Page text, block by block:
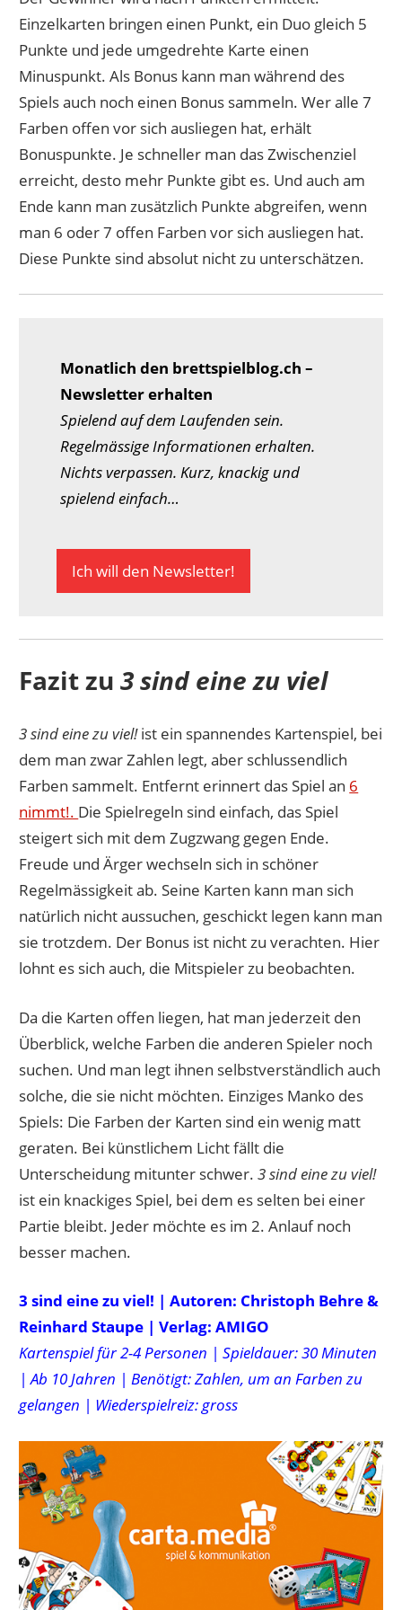
Einzelkarten bringen einen Punkt, ein Duo gleich 5
Punkte und jede umgedrehte Karte einen
Minuspunkt. Als Bonus kann man während des
Spiels auch noch einen Bonus sammeln. Wer alle 7
Farben offen vor sich ausliegen hat, erhält
Bonuspunkte. Je schneller man das Zwischenziel
erreicht, desto mehr Punkte gibt es. Und auch am
Ende kann man zusätzlich Punkte abgreifen, wenn
man 6 oder 7 offen Farben vor sich ausliegen hat.
Diese Punkte sind absolut nicht zu unterschätzen.
Monatlich den brettspielblog.ch –
Newsletter erhalten
Spielend auf dem Laufenden sein.
Regelmässige Informationen erhalten.
Nichts verpassen. Kurz, knackig und
spielend einfach…
Ich will den Newsletter!
Fazit zu3 sind eine zu viel
3 sind eine zu viel!ist ein spannendes Kartenspiel, bei
dem man zwar Zahlen legt, aber schlussendlich
Farben sammelt. Entfernt erinnert das Spiel an 6
nimmt!. Die Spielregeln sind einfach, das Spiel
steigert sich mit dem Zugzwang gegen Ende.
Freude und Ärger wechseln sich in schöner
Regelmässigkeit ab. Seine Karten kann man sich
natürlich nicht aussuchen, geschickt legen kann man
sie trotzdem. Der Bonus ist nicht zu verachten. Hier
lohnt es sich auch, die Mitspieler zu beobachten.
Da die Karten offen liegen, hat man jederzeit den
Überblick, welche Farben die anderen Spieler noch
suchen. Und man legt ihnen selbstverständlich auch
solche, die sie nicht möchten. Einziges Manko des
Spiels: Die Farben der Karten sind ein wenig matt
geraten. Bei künstlichem Licht fällt die
Unterscheidung mitunter schwer.3 sind eine zu viel!
ist ein knackiges Spiel, bei dem es selten bei einer
Partie bleibt. Jeder möchte es im 2. Anlauf noch
besser machen.
3 sind eine zu viel! | Autoren: Christoph Behre &
Reinhard Staupe | Verlag: AMIGO
Kartenspiel für 2-4 Personen | Spieldauer: 30 Minuten
| Ab 10 Jahren | Benötigt: Zahlen, um an Farben zu
gelangen | Wiederspielreiz: gross